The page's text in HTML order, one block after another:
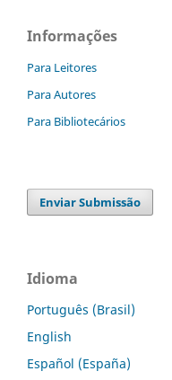
Informações
Para Leitores
Para Autores
Para Bibliotecários
Enviar Submissão
Idioma
Português (Brasil)
English
Español (España)